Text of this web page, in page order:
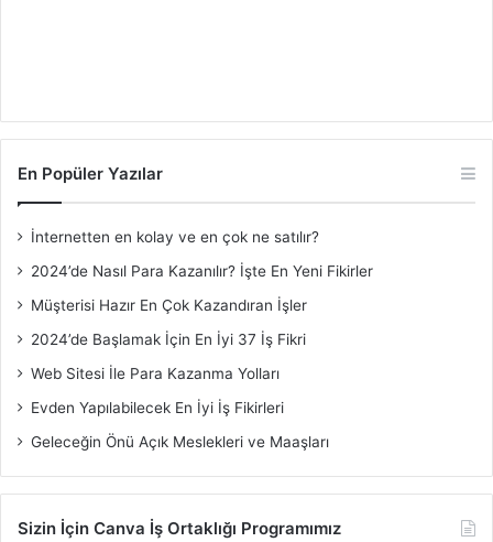
En Popüler Yazılar
İnternetten en kolay ve en çok ne satılır?
2024’de Nasıl Para Kazanılır? İşte En Yeni Fikirler
Müşterisi Hazır En Çok Kazandıran İşler
2024’de Başlamak İçin En İyi 37 İş Fikri
Web Sitesi İle Para Kazanma Yolları
Evden Yapılabilecek En İyi İş Fikirleri
Geleceğin Önü Açık Meslekleri ve Maaşları
Sizin İçin Canva İş Ortaklığı Programımız